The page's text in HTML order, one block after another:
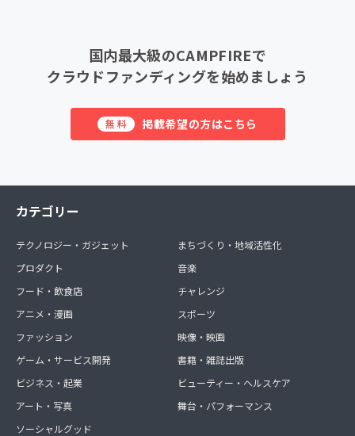
国内最大級のCAMPFIREで
クラウドファンディングを始めましょう
無料 掲載希望の方はこちら
カテゴリー
テクノロジー・ガジェット
プロダクト
フード・飲食店
アニメ・漫画
ファッション
ゲーム・サービス開発
ビジネス・起業
アート・写真
ソーシャルグッド
まちづくり・地域活性化
音楽
チャレンジ
スポーツ
映像・映画
書籍・雑誌出版
ビューティー・ヘルスケア
舞台・パフォーマンス